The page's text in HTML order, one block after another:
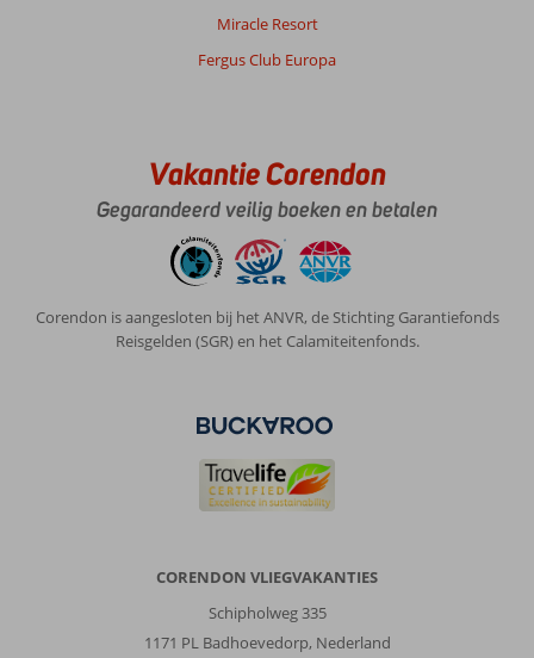
Miracle Resort
Fergus Club Europa
Vakantie Corendon
Gegarandeerd veilig boeken en betalen
Corendon is aangesloten bij het ANVR, de Stichting Garantiefonds
Reisgelden (SGR) en het Calamiteitenfonds.
CORENDON VLIEGVAKANTIES
Schipholweg 335
1171 PL Badhoevedorp, Nederland